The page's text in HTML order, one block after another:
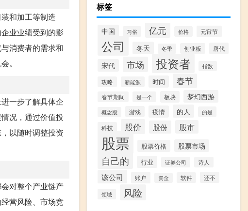
和加工等制造
业业绩受到的影
消费者的需求和
。
一步了解具体企
况，通过价值投
以随时调整投资
对整个产业链产
营风险、市场竞
标签
中国 习俗 亿元 价格 元宵节
公司 冬天 冬季 创业板 唐代
宋代 市场 投资者 指数
攻略 新能源 时间 春节
春节期间 是一个 板块 梦幻西游
概念股 游戏 疫情 的人 的是
科技 股价 股份 股市
股票 股票价格 股票市场
自己的 行业 证券公司 诗人
该公司 账户 资金 软件 还不
领域 风险